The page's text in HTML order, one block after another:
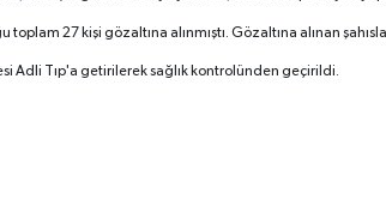
27 kişi gözaltına alınmıştı. Gözaltına alınan
Adli Tıp'a getirilerek sağlık kontrolünden geçirildi.